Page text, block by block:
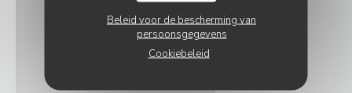
Beleid voor de bescherming van
persoonsgegevens
Cookiebeleid